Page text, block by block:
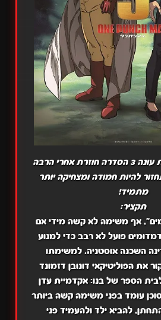
2. משפחה X חשאית עונה 3 הסדרה חוזרת אחרי הרבה
להיות חמודה ומצחיקה יותר
מתמיד!
תקציר:
אף משימה לא קשה מידי אם
פועל לא רבב כדי למנוע
השכנה אוסטניה. למשימתו
את הפוליטיקאי דונובן דזמונד
הספר של בנו: אקדמיית עדן
עומד בפני משימה קשה ביותר
להביא ילד ולהעמיד פני